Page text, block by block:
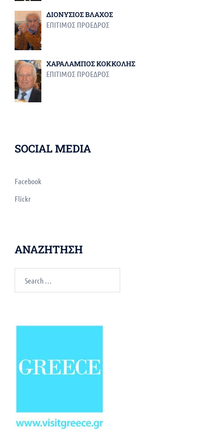
ΔΙΟΝΥΣΙΟΣ ΒΛΑΧΟΣ
ΕΠΙΤΙΜΟΣ ΠΡΟΕΔΡΟΣ
ΧΑΡΑΛΑΜΠΟΣ ΚΟΚΚΟΛΗΣ
ΕΠΙΤΙΜΟΣ ΠΡΟΕΔΡΟΣ
SOCIAL MEDIA
Facebook
Flickr
ΑΝΑΖΗΤΗΣΗ